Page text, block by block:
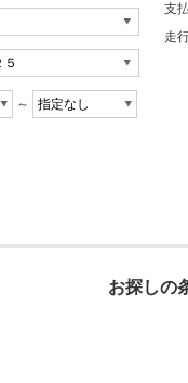
～
支
走
お探しの